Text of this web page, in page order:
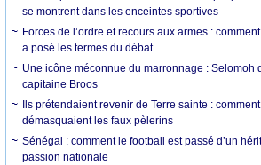
se montrent dans les enceintes sportives
Forces de l’ordre et recours aux armes :
a posé les termes du débat
Une icône méconnue du marronnage : Selomoh
capitaine Broos
Ils prétendaient revenir de Terre sainte :
démasquaient les faux pèlerins
Sénégal : comment le football est passé d’un
passion nationale